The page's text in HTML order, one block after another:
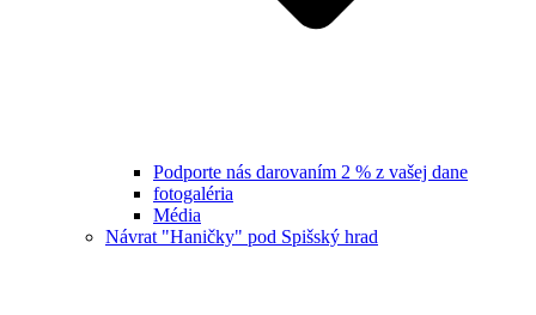
Podporte nás darovaním 2 % z vašej dane
fotogaléria
Média
Návrat "Haničky" pod Spišský hrad